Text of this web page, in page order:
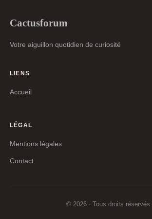
Cactusforum
Votre aiguillon quotidien de curiosité
LIENS
Accueil
LÉGAL
Mentions légales
Contact
© 2026 · Tous droits réservés.